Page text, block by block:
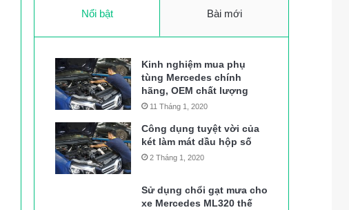
Nổi bật Bài mới
Kinh nghiệm mua phụ
tùng Mercedes chính
hãng, OEM chất lượng
11 Tháng 1, 2020
Công dụng tuyệt vời của
két làm mát dầu hộp số
2 Tháng 1, 2020
Sử dụng chổi gạt mưa cho
xe Mercedes ML320 thế